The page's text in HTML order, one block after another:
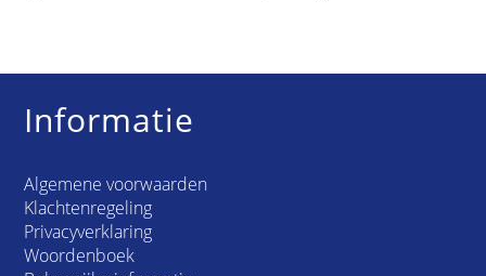
Informatie
Algemene voorwaarden
Klachtenregeling
Privacyverklaring
Woordenboek